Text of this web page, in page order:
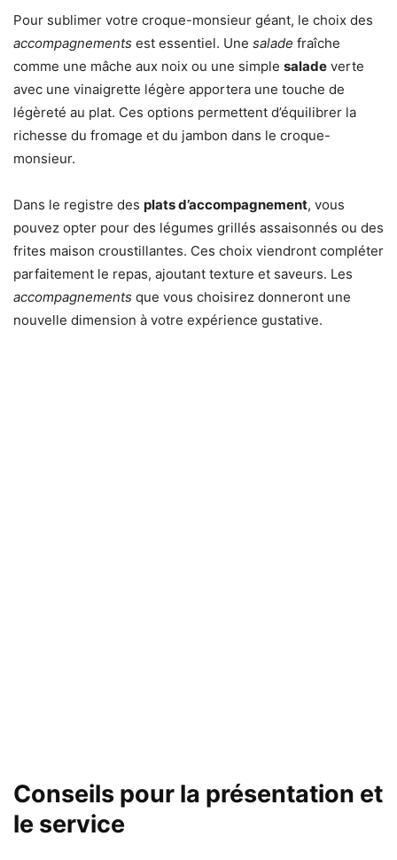
Pour sublimer votre croque-monsieur géant, le choix des
accompagnements est essentiel. Une salade fraîche
comme une mâche aux noix ou une simple salade verte
avec une vinaigrette légère apportera une touche de
légèreté au plat. Ces options permettent d’équilibrer la
richesse du fromage et du jambon dans le croque-
monsieur.
Dans le registre des plats d’accompagnement, vous
pouvez opter pour des légumes grillés assaisonnés ou des
frites maison croustillantes. Ces choix viendront compléter
parfaitement le repas, ajoutant texture et saveurs. Les
accompagnements que vous choisirez donneront une
nouvelle dimension à votre expérience gustative.
Conseils pour la présentation et
le service